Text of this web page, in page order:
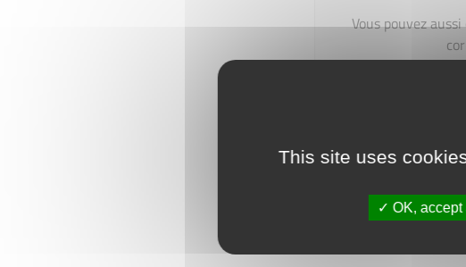
Vous pouvez
This site uses
OK, accept